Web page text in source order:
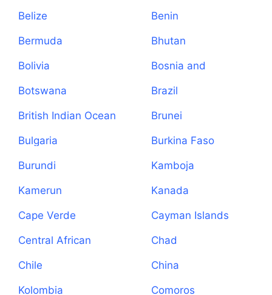
Belize Benin
Bermuda Bhutan
Bolivia
Bosnia and
Botswana Brazil
British Indian Ocean
Brunei
Bulgaria Burkina Faso
Burundi Kamboja
Kamerun Kanada
Cape Verde Cayman Islands
Central African
Chad
Chile China
Kolombia Comoros